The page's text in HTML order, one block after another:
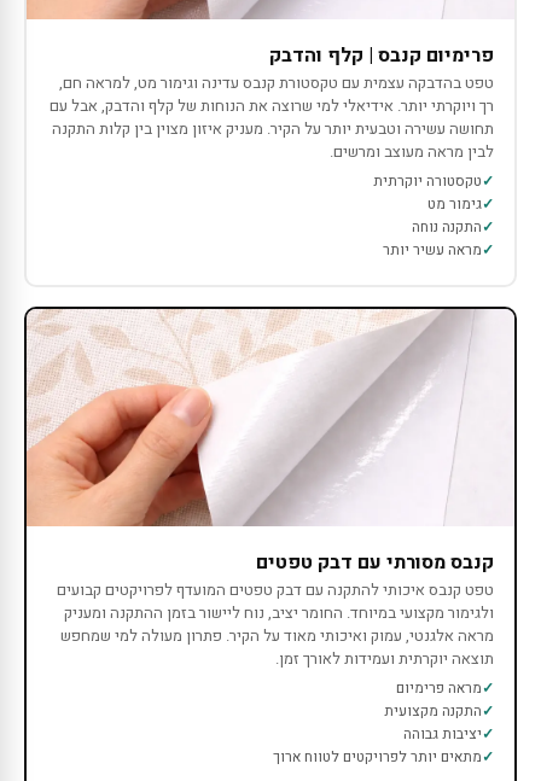
פרימיום קנבס | קלף והדבק
טפט בהדבקה עצמית עם טקסטורת קנבס עדינה וגימור מט, למראה חם,
רך ויוקרתי יותר. אידיאלי למי שרוצה את הנוחות של קלף והדבק, אבל עם
תחושה עשירה וטבעית יותר על הקיר. מעניק איזון מצוין בין קלות התקנה
לבין מראה מעוצב ומרשים.
טקסטורה יוקרתית
גימור מט
התקנה נוחה
מראה עשיר יותר
קנבס מסורתי עם דבק טפטים
טפט קנבס איכותי להתקנה עם דבק טפטים המועדף לפרויקטים קבועים
ולגימור מקצועי במיוחד. החומר יציב, נוח ליישור בזמן ההתקנה ומעניק
מראה אלגנטי, עמוק ואיכותי מאוד על הקיר. פתרון מעולה למי שמחפש
תוצאה יוקרתית ועמידות לאורך זמן.
מראה פרימיום
התקנה מקצועית
יציבות גבוהה
מתאים יותר לפרויקטים לטווח ארוך